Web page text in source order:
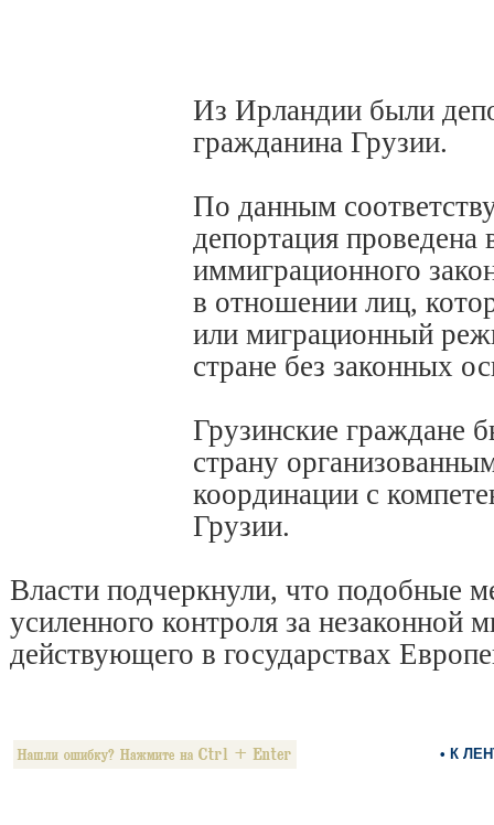
Из Ирландии были
гражданина Грузии.
По данным
депортация проведена
иммиграционного
в отношении лиц,
или миграционный
стране без законных
Грузинские граждане
страну
координации с
Грузии.
Власти подчеркнули, что подобные
усиленного контроля за незаконной
действующего в государствах
• К